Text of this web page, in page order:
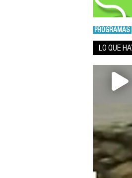
PROGRAMAS
LO QUE